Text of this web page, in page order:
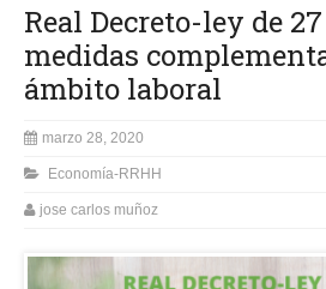
Real Decreto-ley de
medidas
ámbito laboral
marzo 28, 2020
Economía-RRHH
jose carlos muñoz